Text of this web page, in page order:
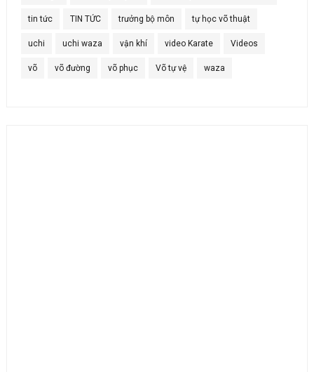
tin tức TIN TỨC trưởng bộ môn tự học võ thuật
uchi uchi waza vận khí video Karate Videos
võ võ đường võ phục Võ tự vệ waza